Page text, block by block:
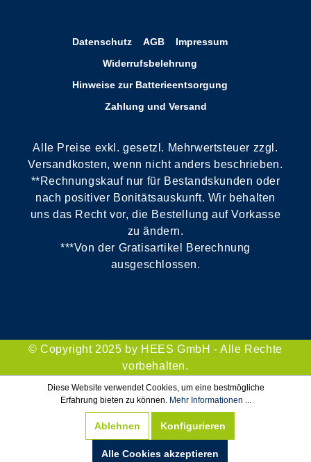
Datenschutz AGB
Impressum
Widerrufsbelehrung
Hinweise zur Batterieentsorgung
Zahlung und Versand
Alle Preise exkl. gesetzl. Mehrwertsteuer zzgl.
Versandkosten, wenn nicht anders beschrieben.
**Rechnungskauf nur für Bestandskunden oder
nach positiver Bonitätsauskunft. Wir behalten
uns das Recht vor, die Bestellung auf Vorkasse
zu ändern.
***Von der Gratisartikel Berechnung
ausgeschlossen.
© Copyright 2025 by HEES GmbH - Alle Rechte
vorbehalten.
Diese Website verwendet Cookies, um eine bestmögliche
Erfahrung bieten zu können. Mehr Informationen ...
Ablehnen Konfigurieren
Alle Cookies akzeptieren